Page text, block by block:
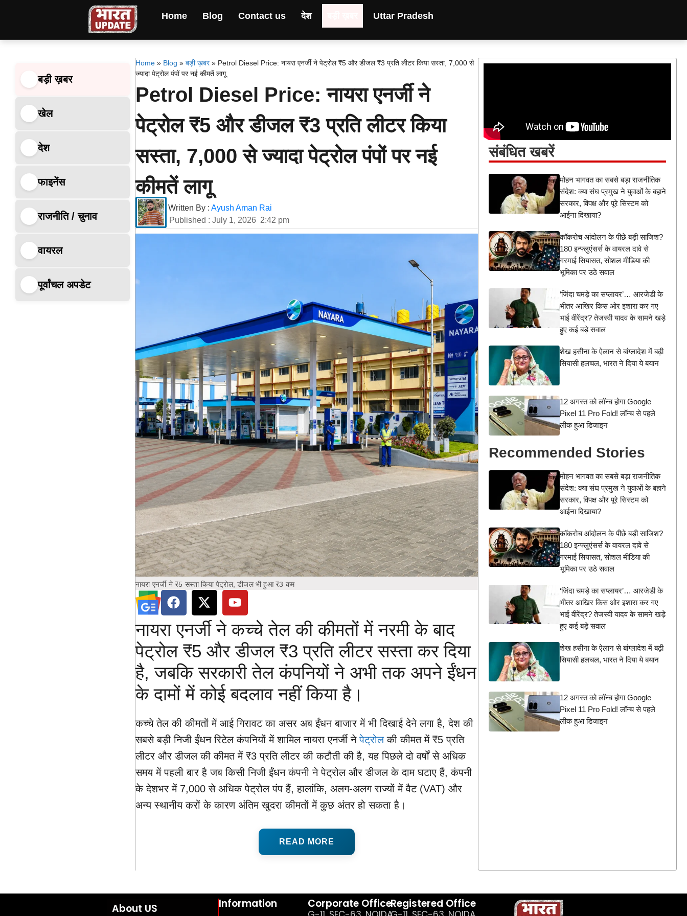
Home Blog Contact us देश Uttar Pradesh
बड़ी ख़बर
खेल
देश
फाइनेंस
राजनीति / चुनाव
वायरल
पूर्वांचल अपडेट
Home» Blog » बड़ी ख़बर» Petrol Diesel Price: नायरा एनर्जी ने पेट्रोल ₹5 और डीजल ₹3 प्रति लीटर किया सस्ता, 7,000 से
ज्यादा पेट्रोल पंपों पर नई कीमतें लागू
Petrol Diesel Price: नायरा एनर्जी ने
पेट्रोल ₹5 और डीजल ₹3 प्रति लीटर किया
सस्ता, 7,000 से ज्यादा पेट्रोल पंपों पर नई
कीमतें लागू
Written By : Ayush Aman Rai
Published :July 1, 2026 2:42 pm
नायरा एनर्जी ने ₹5 सस्ता किया पेट्रोल, डीजल भी हुआ ₹3 कम
नायरा एनर्जी ने कच्चे तेल की कीमतों में नरमी के बाद
पेट्रोल ₹5 और डीजल ₹3 प्रति लीटर सस्ता कर दिया
है, जबकि सरकारी तेल कंपनियों ने अभी तक अपने ईंधन
के दामों में कोई बदलाव नहीं किया है।
कच्चे तेल की कीमतों में आई गिरावट का असर अब ईंधन बाजार में भी दिखाई देने लगा है, देश की
सबसे बड़ी निजी ईंधन रिटेल कंपनियों में शामिल नायरा एनर्जी नेपेट्रोलकी कीमत में ₹5 प्रति
लीटर और डीजल की कीमत में ₹3 प्रति लीटर की कटौती की है, यह पिछले दो वर्षों से अधिक
समय में पहली बार है जब किसी निजी ईंधन कंपनी ने पेट्रोल और डीजल के दाम घटाए हैं, कंपनी
के देशभर में 7,000 से अधिक पेट्रोल पंप हैं, हालांकि, अलग-अलग राज्यों में वैट (VAT) और
अन्य स्थानीय करों के कारण अंतिम खुदरा कीमतों में कुछ अंतर हो सकता है।
READ MORE
संबंधित खबरें
मोहन भागवत का सबसे बड़ा राजनीतिक
संदेश: क्या संघ प्रमुख ने युवाओं के बहाने
सरकार, विपक्ष और पूरे सिस्टम को
आईना दिखाया?
कॉकरोच आंदोलन के पीछे बड़ी साजिश?
180 इन्फ्लुएंसर्स के वायरल दावे से
गरमाई सियासत, सोशल मीडिया की
भूमिका पर उठे सवाल
‘जिंदा चमड़े का सप्लायर’… आरजेडी के
भीतर आखिर किस ओर इशारा कर गए
भाई वीरेंद्र? तेजस्वी यादव के सामने खड़े
हुए कई बड़े सवाल
शेख हसीना के ऐलान से बांग्लादेश में बढ़ी
सियासी हलचल, भारत ने दिया ये बयान
12 अगस्त को लॉन्च होगा Google
Pixel 11 Pro Fold! लॉन्च से पहले
लीक हुआ डिजाइन
Recommended Stories
मोहन भागवत का सबसे बड़ा राजनीतिक
संदेश: क्या संघ प्रमुख ने युवाओं के बहाने
सरकार, विपक्ष और पूरे सिस्टम को
आईना दिखाया?
कॉकरोच आंदोलन के पीछे बड़ी साजिश?
180 इन्फ्लुएंसर्स के वायरल दावे से
गरमाई सियासत, सोशल मीडिया की
भूमिका पर उठे सवाल
‘जिंदा चमड़े का सप्लायर’… आरजेडी के
भीतर आखिर किस ओर इशारा कर गए
भाई वीरेंद्र? तेजस्वी यादव के सामने खड़े
हुए कई बड़े सवाल
शेख हसीना के ऐलान से बांग्लादेश में बढ़ी
सियासी हलचल, भारत ने दिया ये बयान
12 अगस्त को लॉन्च होगा Google
Pixel 11 Pro Fold! लॉन्च से पहले
लीक हुआ डिजाइन
About US Information Corporate OfficeRegistered Office